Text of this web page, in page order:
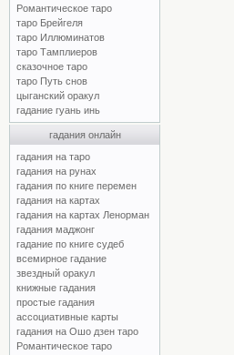
Романтическое таро
таро Брейгеля
таро Иллюминатов
таро Тамплиеров
сказочное таро
таро Путь снов
цыганский оракул
гадание гуань инь
гадания онлайн
гадания на таро
гадания на рунах
гадания по книге перемен
гадания на картах
гадания на картах Ленорман
гадания маджонг
гадание по книге судеб
всемирное гадание
звездный оракул
книжные гадания
простые гадания
ассоциативные карты
гадания на Ошо дзен таро
Романтическое таро